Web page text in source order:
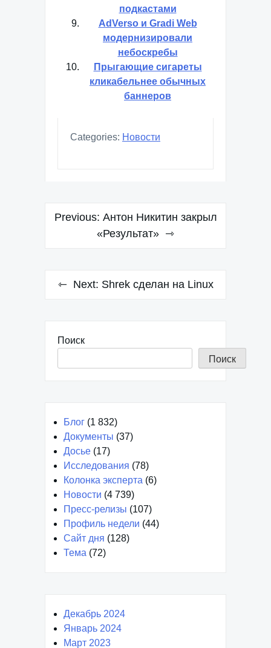
подкастами
AdVerso и Gradi Web
модернизировали
небоскребы
Прыгающие сигареты
кликабельнее обычных
баннеров
Categories: Новости
Навигация
Previous: Антон Никитин закрыл
«Результат»
Next: Shrek сделан на Linux
Поиск
Поиск
Блог (1 832)
Документы (37)
Досье (17)
Исследования (78)
Колонка эксперта (6)
Новости (4 739)
Пресс-релизы (107)
Профиль недели (44)
Сайт дня (128)
Тема (72)
Декабрь 2024
Январь 2024
Март 2023